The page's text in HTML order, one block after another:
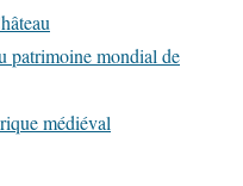
patrimoine mondial de
médiéval